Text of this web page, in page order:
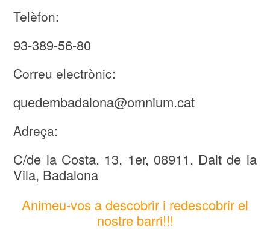
Telèfon:
93-389-56-80
Correu electrònic:
quedembadalona@omnium.cat
Adreça:
C/de la Costa, 13, 1er, 08911, Dalt de la
Vila, Badalona
Animeu-vos a descobrir i redescobrir el
nostre barri!!!